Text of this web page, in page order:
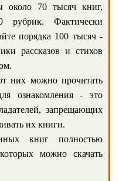
около 70 тысяч книг,
рубрик. Фактически
порядка 100 тысяч -
рассказов и стихов
них можно прочитать
ознакомления - это
запрещающих
их книги.
книг полностью
можно скачать